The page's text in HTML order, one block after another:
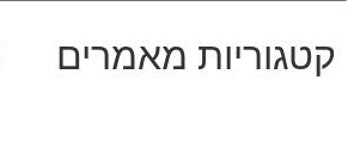
קטגוריות מאמרים